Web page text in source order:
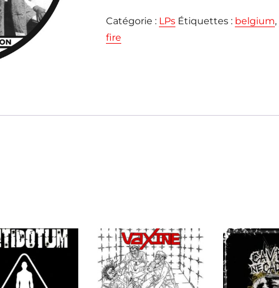
ON
FIRE
Catégorie : LPs Étiquettes : belgium,
fire